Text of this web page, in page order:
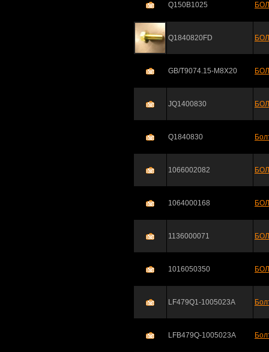
Q150B1025
Q1840820FD
GB/T9074.15-M8X20
JQ1400830
Q1840830
1066002082
1064000168
1136000071
1016050350
LF479Q1-1005023A
LFB479Q-1005023A